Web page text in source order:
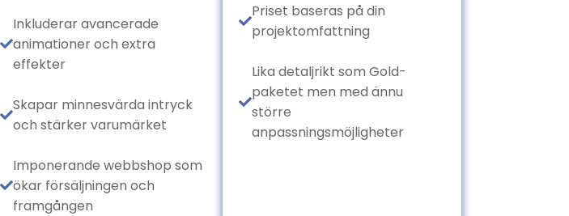
Inkluderar avancerade
animationer och extra
effekter
Skapar minnesvärda intryck
och stärker varumärket
Imponerande webbshop som
ökar försäljningen och
framgången
Priset baseras på din
projektomfattning
Lika detaljrikt som Gold-
paketet men med ännu
större
anpassningsmöjligheter